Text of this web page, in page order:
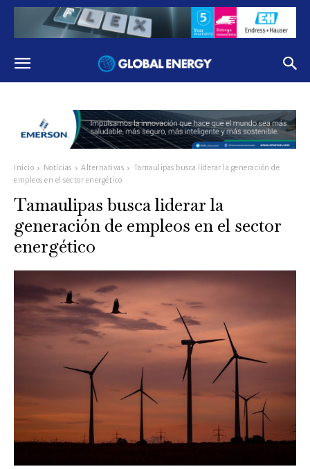
Inicio Noticias Alternativas
Tamaulipas busca liderar la generación de
empleos en el sector energético
Tamaulipas busca liderar la
generación de empleos en el sector
energético